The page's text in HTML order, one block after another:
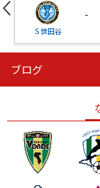
Ｓ世田谷
-
ニッパ
ニッパツ
ブログ